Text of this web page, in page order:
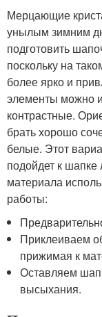
Мерцающие
унылым зимним
подготовить
поскольку на
более ярко и
элементы можно
контрастные.
брать хорошо
белые. Этот
подойдет к шапке
материала
работы:
Приклеиваем
прижимая к
Оставляем
высыхания.